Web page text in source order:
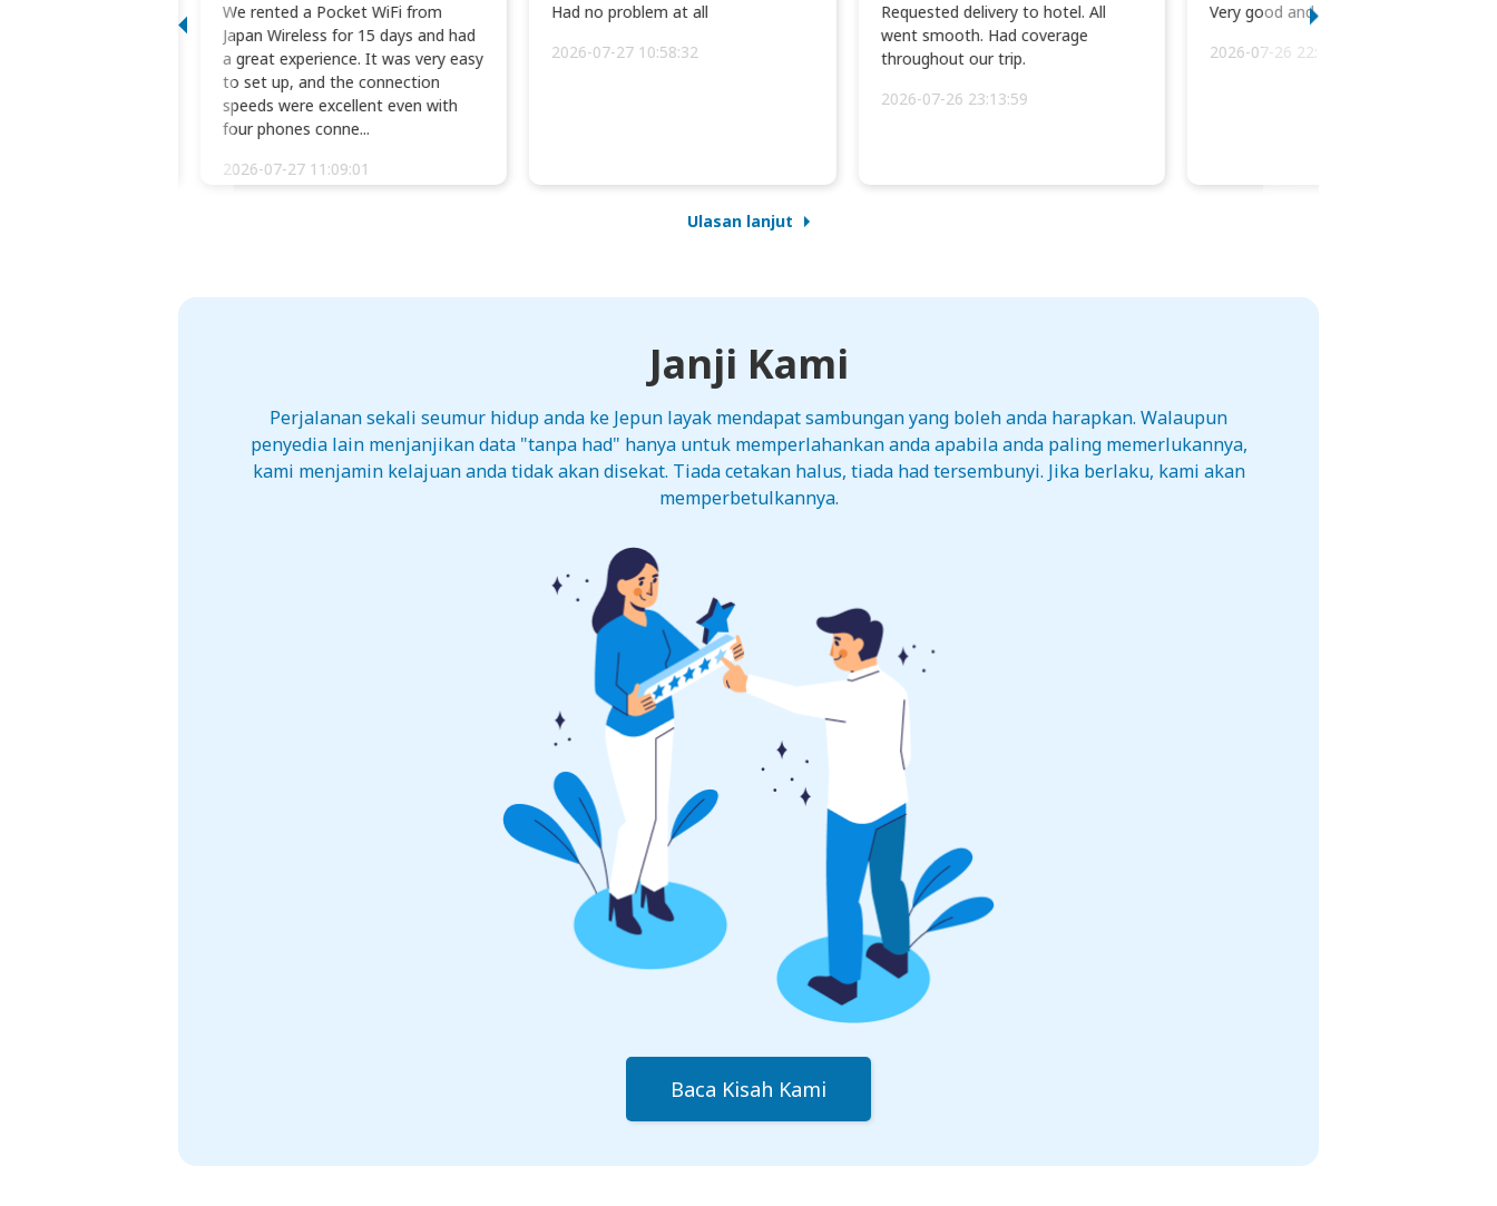
We rented a Pocket WiFi from
Japan Wireless for 15 days and had
a great experience. It was very easy
to set up, and the connection
speeds were excellent even with
four phones conne...
2026-07-27 11:09:01
Had no problem at all
2026-07-27 10:58:32
Requested delivery to hotel. All
went smooth. Had coverage
throughout our trip.
2026-07-26 23:13:59
Very good and prompt service.
2026-07-26 22:43:45
Ulasan lanjut
Janji Kami
Perjalanan sekali seumur hidup anda ke Jepun layak mendapat sambungan yang boleh anda harapkan. Walaupun
penyedia lain menjanjikan data "tanpa had" hanya untuk memperlahankan anda apabila anda paling memerlukannya,
kami menjamin kelajuan anda tidak akan disekat. Tiada cetakan halus, tiada had tersembunyi. Jika berlaku, kami akan
memperbetulkannya.
Baca Kisah Kami